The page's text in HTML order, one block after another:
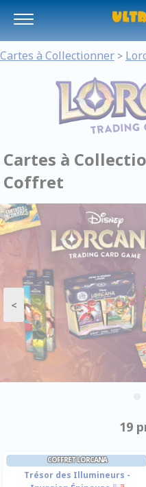
Cartes à Collectionner >
Cartes à
Coffret
<
19
COFFRET LORCANA
Trésor des Illumineurs -